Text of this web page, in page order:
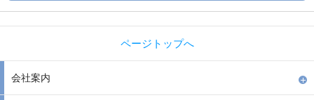
ページトップへ
会社案内